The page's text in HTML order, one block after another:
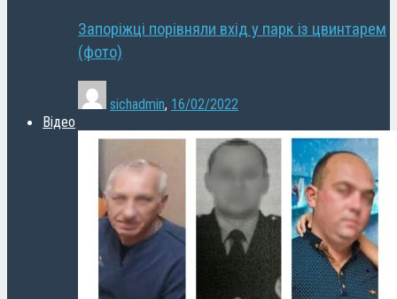
Запоріжці порівняли вхід у парк із цвинтарем
(фото)
sichadmin, 16/02/2022
Відео